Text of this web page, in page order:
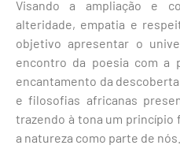
Visando a ampliação e
alteridade, empatia e
objetivo apresentar o
encontro da poesia com a
encantamento da
e filosofias africanas
trazendo à tona um
a natureza como parte de nós.